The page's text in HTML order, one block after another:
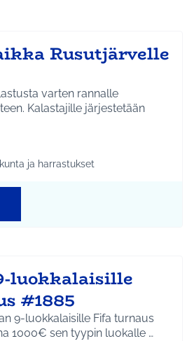
Rusutjärvelle
varten rannalle
mukaan: Koko Tuusula
tulokset teeman mukaan: Liikunta ja
ja harrastukset
luokkalaisille
#1885
9-luokkalaisille Fifa turnaus
1000€ sen tyypin luokalle …